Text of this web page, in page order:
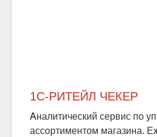
1C-РИТЕЙЛ ЧЕКЕР
Аналитический сервис по
ассортиментом магазина.